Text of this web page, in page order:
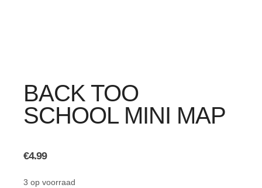
BACK TOO
SCHOOL MINI MAP
€4.99
3 op voorraad